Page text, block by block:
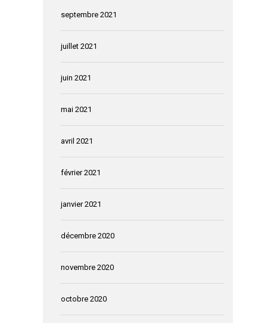
septembre 2021
juillet 2021
juin 2021
mai 2021
avril 2021
février 2021
janvier 2021
décembre 2020
novembre 2020
octobre 2020